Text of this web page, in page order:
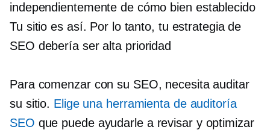
independientemente de cómo bien establecido
Tu sitio es así. Por lo tanto, tu estrategia de
SEO debería seralta prioridad
Para comenzar con su SEO, necesita auditar
su sitio. Elige una herramienta de auditoría
SEO que puede ayudarle a revisar y optimizar